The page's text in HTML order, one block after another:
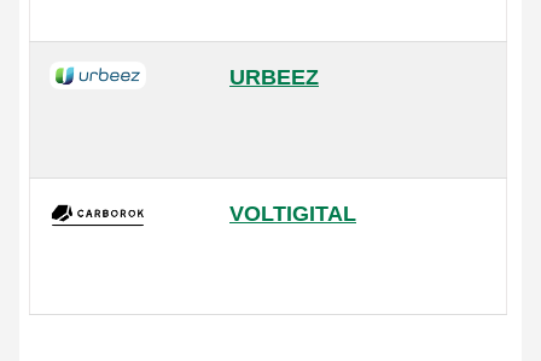
URBEEZ
VOLTIGITAL